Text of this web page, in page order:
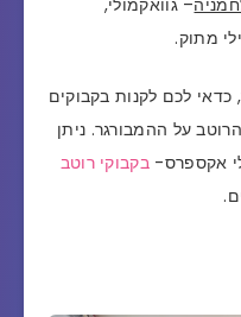
– גוואקמולי,
מתוק.
לכם לקנות בקבוקים
על ההמבורגר. ניתן
אקספרס- בקבוקי רוטב